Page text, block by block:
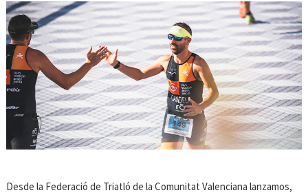
Desde la Federació de Triatló de la Comunitat Valenciana lanzamos,